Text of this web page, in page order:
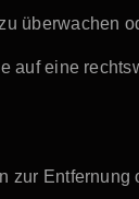
überwachen
auf eine
zur Entfernung